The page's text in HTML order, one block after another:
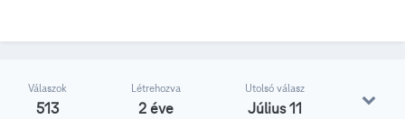
Válaszok
513
Létrehozva
2 éve
Utolsó válasz
Július 11